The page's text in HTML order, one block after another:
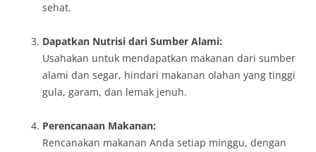
sehat.
Dapatkan Nutrisi dari Sumber Alami:
Usahakan untuk mendapatkan makanan dari sumber
alami dan segar, hindari makanan olahan yang tinggi
gula, garam, dan lemak jenuh.
Perencanaan Makanan:
Rencanakan makanan Anda setiap minggu, dengan